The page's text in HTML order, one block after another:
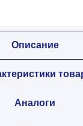
Описание
Аналоги